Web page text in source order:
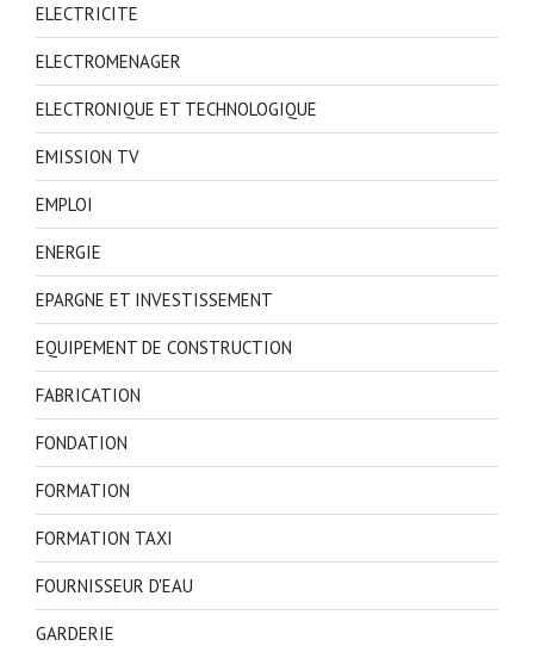
ELECTRICITE
ELECTROMENAGER
ELECTRONIQUE ET TECHNOLOGIQUE
EMISSION TV
EMPLOI
ENERGIE
EPARGNE ET INVESTISSEMENT
EQUIPEMENT DE CONSTRUCTION
FABRICATION
FONDATION
FORMATION
FORMATION TAXI
FOURNISSEUR D'EAU
GARDERIE